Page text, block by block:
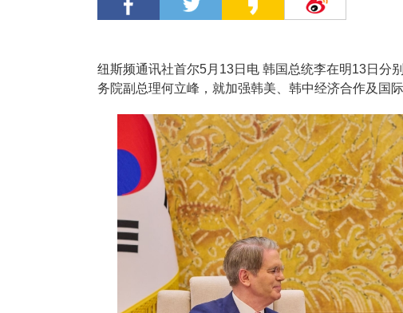
纽斯频通讯社首尔5月13日电 韩国总统李在明13日分
务院副总理何立峰，就加强韩美、韩中经济合作及国